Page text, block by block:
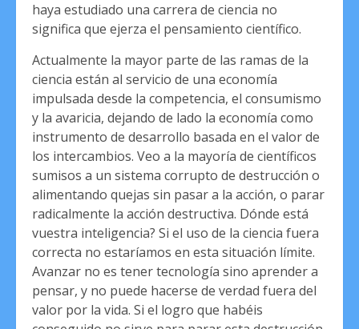
haya estudiado una carrera de ciencia no
significa que ejerza el pensamiento científico.
Actualmente la mayor parte de las ramas de la
ciencia están al servicio de una economía
impulsada desde la competencia, el consumismo
y la avaricia, dejando de lado la economía como
instrumento de desarrollo basada en el valor de
los intercambios. Veo a la mayoría de científicos
sumisos a un sistema corrupto de destrucción o
alimentando quejas sin pasar a la acción, o parar
radicalmente la acción destructiva. Dónde está
vuestra inteligencia? Si el uso de la ciencia fuera
correcta no estaríamos en esta situación límite.
Avanzar no es tener tecnología sino aprender a
pensar, y no puede hacerse de verdad fuera del
valor por la vida. Si el logro que habéis